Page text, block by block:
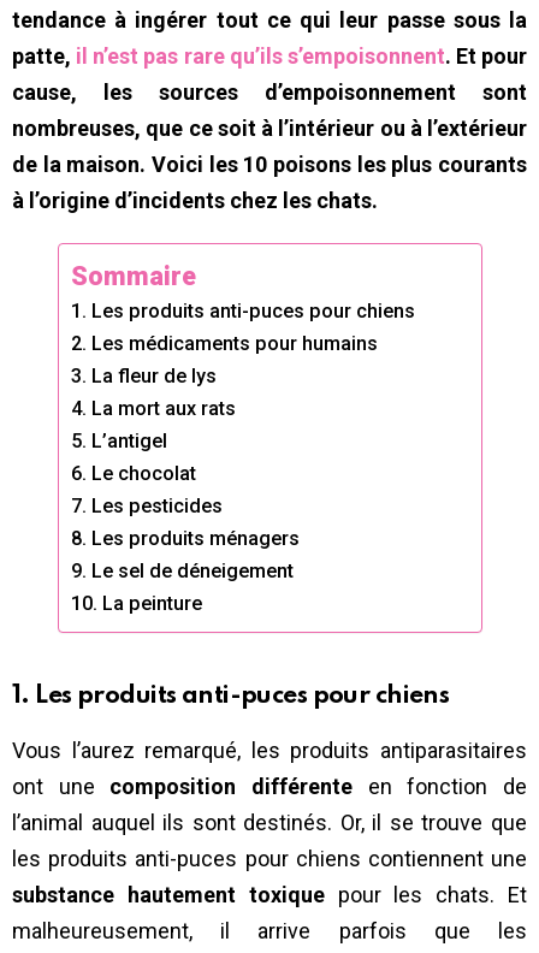
tendance à ingérer tout ce qui leur passe sous la
patte, il n’est pas rare qu’ils s’empoisonnent. Et pour
cause, les sources d’empoisonnement sont
nombreuses, que ce soit à l’intérieur ou à l’extérieur
de la maison. Voici les 10 poisons les plus courants
à l’origine d’incidents chez les chats.
Sommaire
1. Les produits anti-puces pour chiens
2. Les médicaments pour humains
3. La fleur de lys
4. La mort aux rats
5. L’antigel
6. Le chocolat
7. Les pesticides
8. Les produits ménagers
9. Le sel de déneigement
10. La peinture
1. Les produits anti-puces pour chiens
Vous l’aurez remarqué, les produits antiparasitaires
ont une composition différente en fonction de
l’animal auquel ils sont destinés. Or, il se trouve que
les produits anti-puces pour chiens contiennent une
substance hautement toxiquepour les chats. Et
malheureusement, il arrive parfois que les